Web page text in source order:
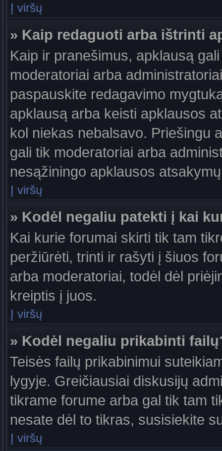
Į viršų
» Kaip redaguoti arba ištrinti
Kaip ir pranešimus, apklausą
moderatoriai arba
paspauskite redagavimo
apklausą arba keisti apklausos
kol niekas nebalsavo. Priešingu
gali tik moderatoriai arba
nesąžiningo apklausos
Į viršų
» Kodėl negaliu patekti į kai
Kai kurie forumai skirti tik tam
peržiūrėti, trinti ir rašyti į šiuos
arba moderatoriai, todėl dėl
kreiptis į juos.
Į viršų
» Kodėl negaliu prikabinti
Teisės failų prikabinimui
lygyje. Greičiausiai diskusijų
tikrame forume arba gal tik tam
nesate dėl to tikras, susisiekite
Į viršų